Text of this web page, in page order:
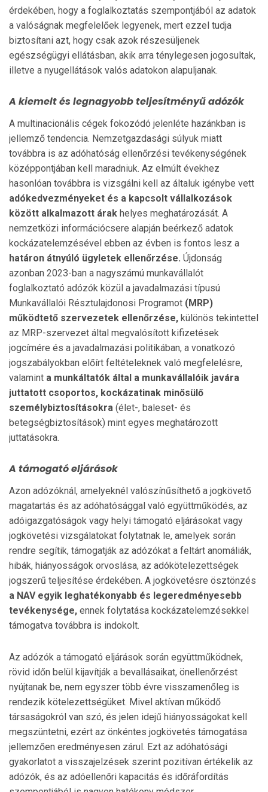
érdekében, hogy a foglalkoztatás szempontjából az adatok
a valóságnak megfelelőek legyenek, mert ezzel tudja
biztosítani azt, hogy csak azok részesüljenek
egészségügyi ellátásban, akik arra ténylegesen jogosultak,
illetve a nyugellátások valós adatokon alapuljanak.
A kiemelt és legnagyobb teljesítményű adózók
A multinacionális cégek fokozódó jelenléte hazánkban is
jellemző tendencia. Nemzetgazdasági súlyuk miatt
továbbra is az adóhatóság ellenőrzési tevékenységének
középpontjában kell maradniuk. Az elmúlt évekhez
hasonlóan továbbra is vizsgálni kell az általuk igénybe vett
adókedvezményeket és a kapcsolt vállalkozások
között alkalmazott árak helyes meghatározását. A
nemzetközi információcsere alapján beérkező adatok
kockázatelemzésével ebben az évben is fontos lesz a
határon átnyúló ügyletek ellenőrzése. Újdonság
azonban 2023-ban a nagyszámú munkavállalót
foglalkoztató adózók közül a javadalmazási típusú
Munkavállalói Résztulajdonosi Programot (MRP)
működtető szervezetek ellenőrzése, különös tekintettel
az MRP-szervezet által megvalósított kifizetések
jogcímére és a javadalmazási politikában, a vonatkozó
jogszabályokban előírt feltételeknek való megfelelésre,
valamint a munkáltatók által a munkavállalóik javára
juttatott csoportos, kockázatinak minősülő
személybiztosításokra (élet-, baleset- és
betegségbiztosítások) mint egyes meghatározott
juttatásokra.
A támogató eljárások
Azon adózóknál, amelyeknél valószínűsíthető a jogkövető
magatartás és az adóhatósággal való együttműködés, az
adóigazgatóságok vagy helyi támogató eljárásokat vagy
jogkövetési vizsgálatokat folytatnak le, amelyek során
rendre segítik, támogatják az adózókat a feltárt anomáliák,
hibák, hiányosságok orvoslása, az adókötelezettségek
jogszerű teljesítése érdekében. A jogkövetésre ösztönzés
a NAV egyik leghatékonyabb és legeredményesebb
tevékenysége, ennek folytatása kockázatelemzésekkel
támogatva továbbra is indokolt.
Az adózók a támogató eljárások során együttműködnek,
rövid időn belül kijavítják a bevallásaikat, önellenőrzést
nyújtanak be, nem egyszer több évre visszamenőleg is
rendezik kötelezettségüket. Mivel aktívan működő
társaságokról van szó, és jelen idejű hiányosságokat kell
megszüntetni, ezért az önkéntes jogkövetés támogatása
jellemzően eredményesen zárul. Ezt az adóhatósági
gyakorlatot a visszajelzések szerint pozitívan értékelik az
adózók, és az adóellenőri kapacitás és időráfordítás